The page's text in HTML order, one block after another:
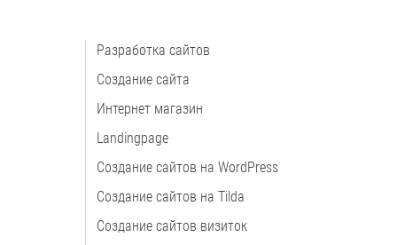
Разработка сайтов
Создание сайта
Интернет магазин
Landingpage
Создание сайтов на WordPress
Создание сайтов на Tilda
Создание сайтов визиток